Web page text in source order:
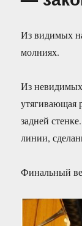
Из видимых
молниях.
Из
утягивающая
задней
линии,
Финальный